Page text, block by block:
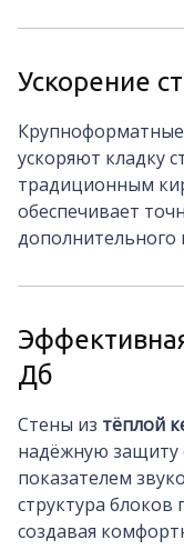
Ускорение
Крупноформатные
ускоряют кладку
традиционным
обеспечивает
дополнительного
Дб
Стены из тёплой
надёжную
показателем
структура
создавая